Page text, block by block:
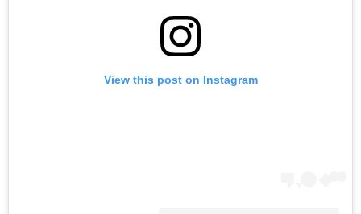
View this post on Instagram